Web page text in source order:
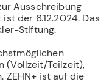
Ausschreibung
der 6.12.2024. Das
Stiftung.
(Vollzeit/Teilzeit),
ZEHN+ ist auf die